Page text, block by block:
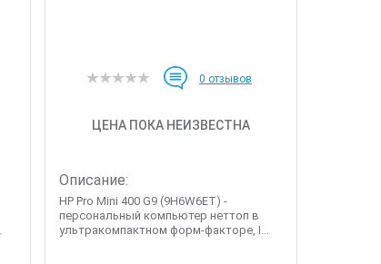
0 отзывов
ЦЕНА ПОКА НЕИЗВЕСТНА
Описание:
HP Pro Mini 400 G9 (9H6W6ET) -
персональный компьютер неттоп в
ультракомпактном форм-факторе, I...